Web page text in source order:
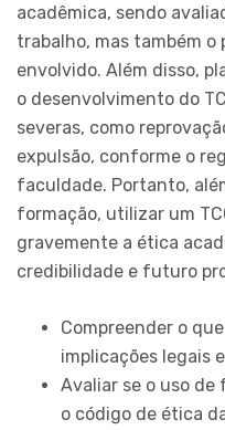
acadêmica, sendo
trabalho, mas também o
envolvido. Além disso,
o desenvolvimento do
severas, como
expulsão, conforme o
faculdade. Portanto,
formação, utilizar um
gravemente a ética
credibilidade e futuro
Compreender o
implicações legais
Avaliar se o uso
o código de ética